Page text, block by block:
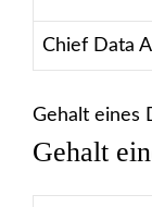
Chief Data
Gehalt eines
Gehalt